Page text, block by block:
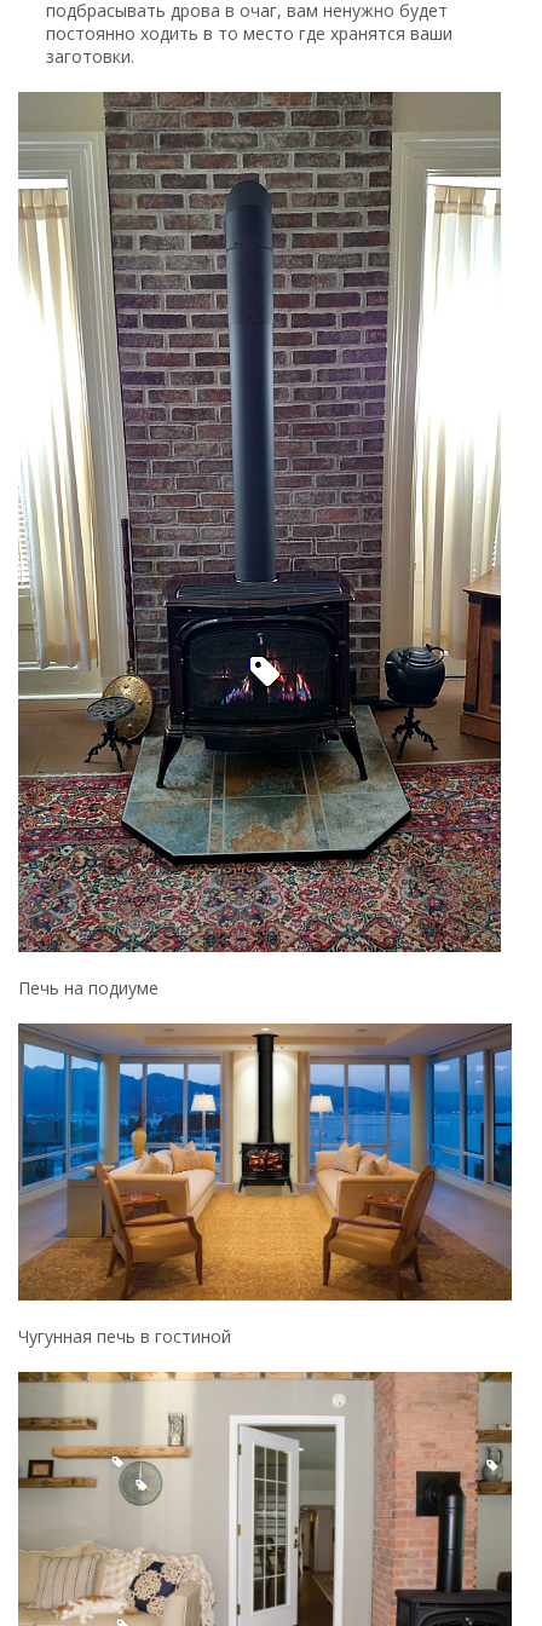
Печь на подиуме
Чугунная печь в гостиной